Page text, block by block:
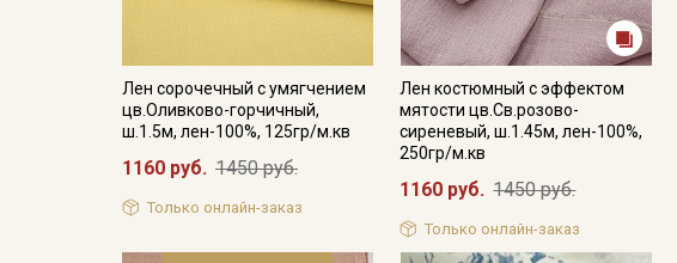
Лен сорочечный с умягчением
цв.Оливково-горчичный,
ш.1.5м, лен-100%, 125гр/м.кв
1160 руб. 1450 руб.
Только онлайн-заказ
Лен костюмный с эффектом
мятости цв.Св.розово-
сиреневый, ш.1.45м, лен-100%,
250гр/м.кв
1160 руб. 1450 руб.
Только онлайн-заказ